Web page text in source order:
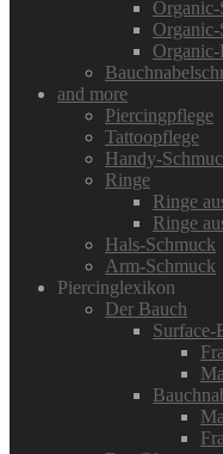
and more
Piercingpflege
Tattoopflege
Handy-
Ringe
Ringe
Ringe
Hals-Schmuck
Arm-Schmuck
Piercinglexikon
Der Bauch
Surface-